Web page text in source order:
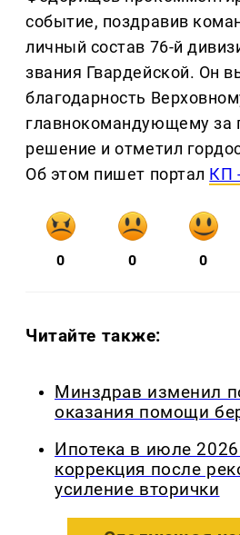
событие, поздравив
личный состав 76-й
звания Гвардейской. Он
благодарность
главнокомандующему за
решение и отметил
Об этом пишет портал КП
0 0 0
Читайте также:
Минздрав изменил
оказания помощи
Ипотека в июле 2026
коррекция после
усиление вторички